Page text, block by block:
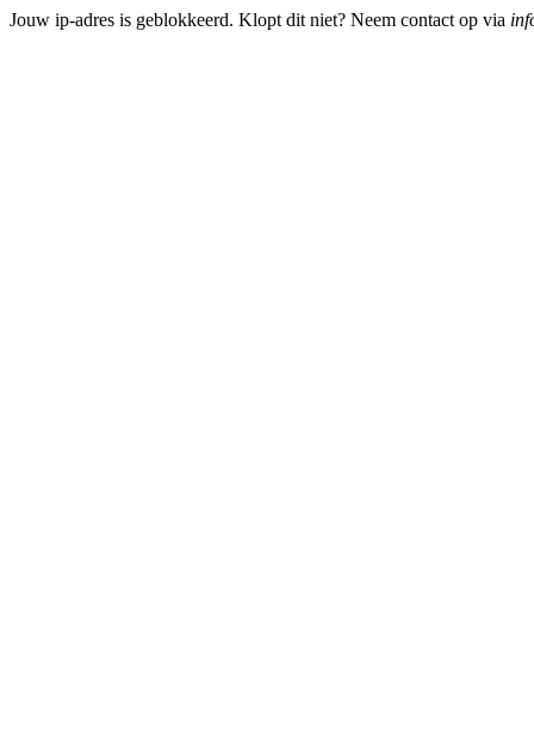
Jouw ip-adres is geblokkeerd. Klopt dit niet? Neem contact op via